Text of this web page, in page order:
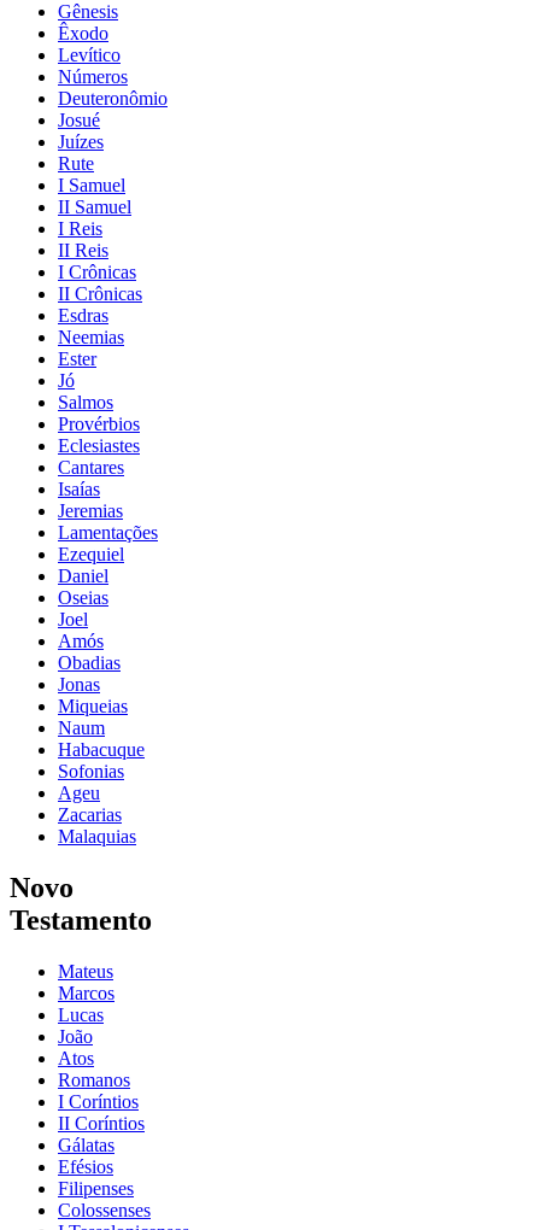
Gênesis
Êxodo
Levítico
Números
Deuteronômio
Josué
Juízes
Rute
I Samuel
II Samuel
I Reis
II Reis
I Crônicas
II Crônicas
Esdras
Neemias
Ester
Jó
Salmos
Provérbios
Eclesiastes
Cantares
Isaías
Jeremias
Lamentações
Ezequiel
Daniel
Oseias
Joel
Amós
Obadias
Jonas
Miqueias
Naum
Habacuque
Sofonias
Ageu
Zacarias
Malaquias
Novo
Testamento
Mateus
Marcos
Lucas
João
Atos
Romanos
I Coríntios
II Coríntios
Gálatas
Efésios
Filipenses
Colossenses